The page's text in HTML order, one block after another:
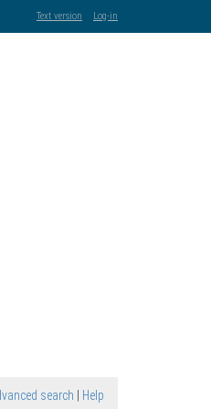
Text version Log-in
search Help